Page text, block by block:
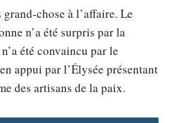
chose à l’affaire. Le
n’a été surpris par la
été convaincu par le
appui par l’Élysée présentant
des artisans de la paix.